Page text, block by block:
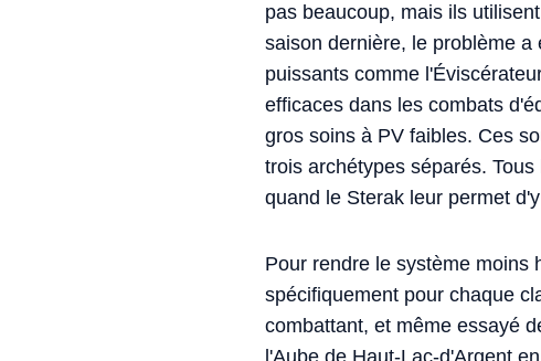
pas beaucoup, mais ils
saison dernière, le problème
puissants comme
efficaces dans les combats
gros soins à PV faibles. Ces
trois archétypes séparés.
quand le Sterak leur permet
Pour rendre le système moins
spécifiquement pour chaque
combattant, et même essayé
l'Aube de Haut-Lac-d'Argent